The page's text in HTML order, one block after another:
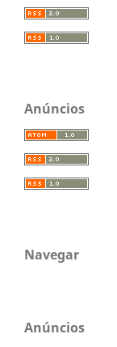
Anúncios
Navegar
Anúncios